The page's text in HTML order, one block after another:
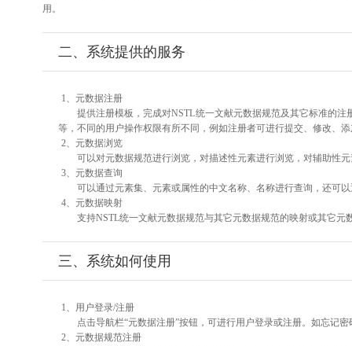
用。
二、系统提供的服务
1、元数据注册
提供注册模板，完成对NSTL统一文献元数据规范及其它标准的
等，不同的用户操作权限有所不同，例如注册者可进行提交、修改、
2、元数据浏览
可以对元数据规范进行浏览，对描述性元素进行浏览，对辅助性
3、元数据查询
可以通过元素集、元素或属性的中文名称、名称进行查询，还可
4、元数据映射
支持NSTL统一文献元数据规范与其它元数据规范的映射或其它元
三、系统如何使用
1、用户登录/注册
点击导航栏“元数据注册”按钮，可进行用户登录或注册。如忘记
2、元数据规范注册